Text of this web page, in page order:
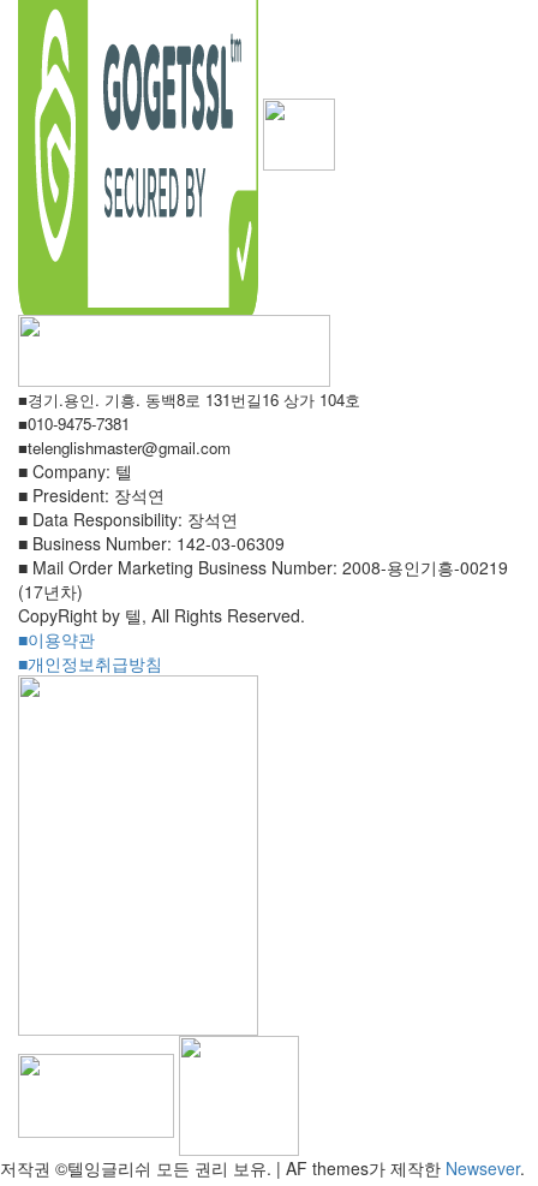
■경기.용인. 기흥. 동백8로 131번길16 상가 104호
■010-9475-7381
■telenglishmaster@gmail.com
■ Company: 텔
■ President: 장석연
■ Data Responsibility: 장석연
■ Business Number: 142-03-06309
■ Mail Order Marketing Business Number: 2008-용인기흥-00219
(17년차)
CopyRight by 텔, All Rights Reserved.
■이용약관
■개인정보취급방침
저작권 ©텔잉글리쉬 모든 권리 보유. | AF themes가 제작한 Newsever.